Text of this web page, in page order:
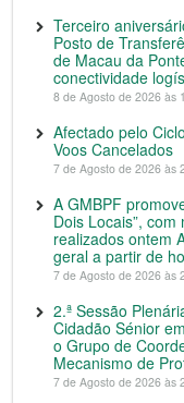
Terceiro
Posto de
de Macau da
conectividade
8 de Agosto de 2026 às
Afectado pelo
Voos Cancelados
7 de Agosto de 2026 às
A GMBPF
Dois Locais”,
realizados ontem
geral a partir de
7 de Agosto de 2026 às
2.ª Sessão
Cidadão Sénior
o Grupo de
Mecanismo de
7 de Agosto de 2026 às